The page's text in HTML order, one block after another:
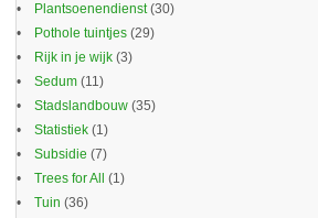
Plantsoenendienst(30)
Pothole tuintjes (29)
Rijk in je wijk (3)
Sedum (11)
Stadslandbouw (35)
Statistiek (1)
Subsidie (7)
Trees for All
(1)
Tuin (36)